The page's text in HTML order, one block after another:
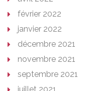
février 2022
janvier 2022
décembre 2021
novembre 2021
septembre 2021